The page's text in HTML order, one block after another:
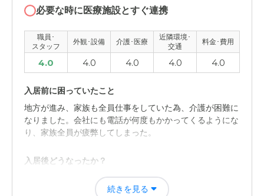
とても優しく対応していただいてる。
外観・内装・居室・設備について
キレイに清潔にされている様子で、特に問題なく過ごせる
と思う。がいかんももんだいなし。
介護医療サービスについて
認知症が進み、機嫌が悪いときもあるようだが、普段と少
しでも様子が違うと色々と対応していただいてる。
親戚など他の家族の家からも比較的近く、特に交通アクセ
スとうは問題なく過ごせている。
必要な時に医療施設とすぐ連携
職員･
スタッフ
外観･設備 介護･医療
近隣環境･
交通
料金･費用
4.0 4.0 4.0 4.0 4.0
入居前に困っていたこと
地方が進み、家族も全員仕事をしていた為、介護が困難に
なりました。会社にも電話が何度もかかってくるようにな
り、家族全員が疲弊してしまった。
入居後どうなったか？
一緒に住んでいる時はイライラが募り、痴呆が進み仕方が
ない事なのに、怒鳴り散らしてばかりだった。離れて暮ら
続きを見る